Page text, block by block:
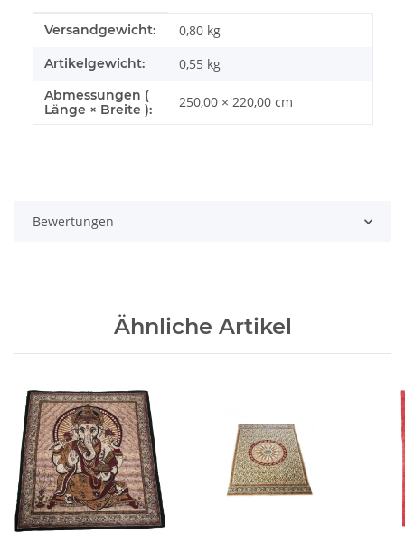
Produkteigenschaft
Wert
Versandgewicht: 0,80 kg
Artikelgewicht: 0,55 kg
Abmessungen (
Länge × Breite ):
250,00 × 220,00 cm
Bewertungen
Ähnliche Artikel